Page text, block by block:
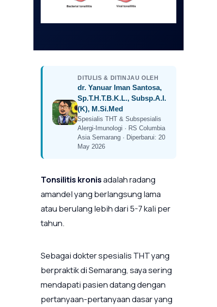
DITULIS & DITINJAU OLEH
dr. Yanuar Iman Santosa,
Sp.T.H.T.B.K.L., Subsp.A.I.
(K), M.Si.Med
Spesialis THT & Subspesialis
Alergi-Imunologi · RS Columbia
Asia Semarang · Diperbarui: 20
May 2026
Tonsilitis kronisadalah radang
amandel yang berlangsung lama
atau berulang lebih dari 5-7 kali per
tahun.
Sebagai dokter spesialis THT yang
berpraktik di Semarang, saya sering
mendapati pasien datang dengan
pertanyaan-pertanyaan dasar yang